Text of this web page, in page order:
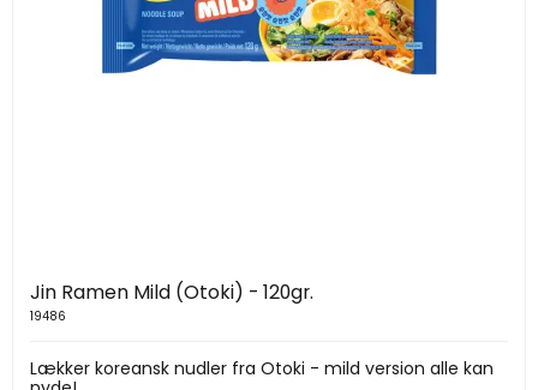
Jin Ramen Mild (Otoki) - 120gr.
19486
Lækker koreansk nudler fra Otoki - mild version alle kan